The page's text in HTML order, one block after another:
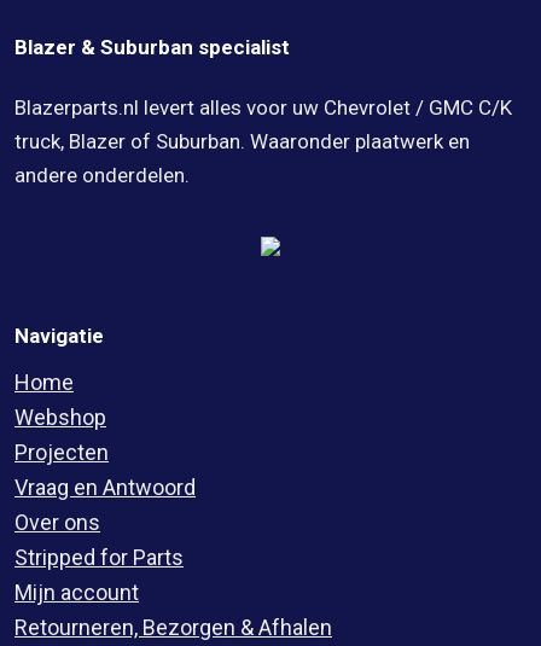
Blazer & Suburban specialist
Blazerparts.nl levert alles voor uw Chevrolet / GMC C/K
truck, Blazer of Suburban. Waaronder plaatwerk en
andere onderdelen.
Navigatie
Home
Webshop
Projecten
Vraag en Antwoord
Over ons
Stripped for Parts
Mijn account
Retourneren, Bezorgen & Afhalen